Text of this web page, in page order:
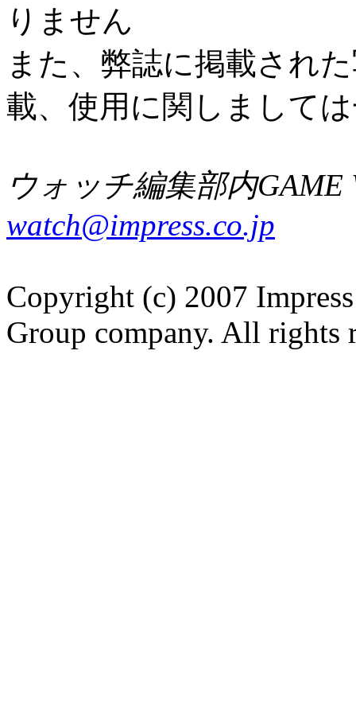
りません
また、弊誌に掲載され
載、使用に関しまして
ウォッチ編集部内GAME
watch@impress.co.jp
Copyright (c) 2007
Group company. All rights